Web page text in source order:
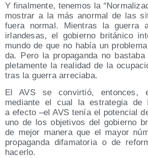
Y final­men­te, tene­mos la
mos­trar a la más anor­mal de las
fue­ra nor­mal. Mien­tras la gue­rra
irlan­de­sas, el gobierno bri­tá­ni­co
mun­do de que no había un
da. Pero la pro­pa­gan­da no
ple­ta­men­te la reali­dad de la
tras la gue­rra arreciaba.
El AVS se con­vir­tió, enton­ces,
median­te el cual la estra­te­gia de
a efec­to –el AVS tenía el poten­cial
uno de los obje­ti­vos del gobierno
de mejor mane­ra que el mayor
pro­pa­gan­da difa­ma­to­ria o de
hacerlo.